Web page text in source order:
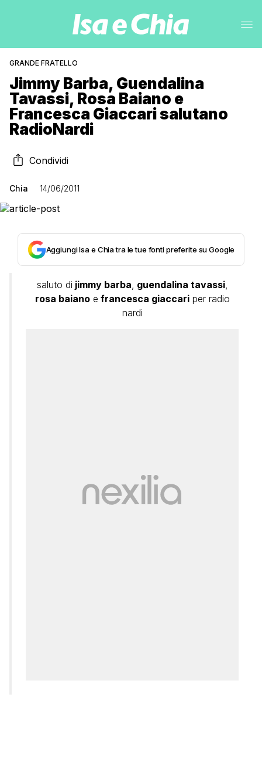
GRANDE FRATELLO
Jimmy Barba, Guendalina
Tavassi, Rosa Baiano e
Francesca Giaccari salutano
RadioNardi
Condividi
Chia 14/06/2011
Aggiungi Isa e Chia tra le tue fonti preferite su Google
saluto di jimmy barba, guendalina tavassi,
rosa baianoe francesca giaccariper radio
nardi